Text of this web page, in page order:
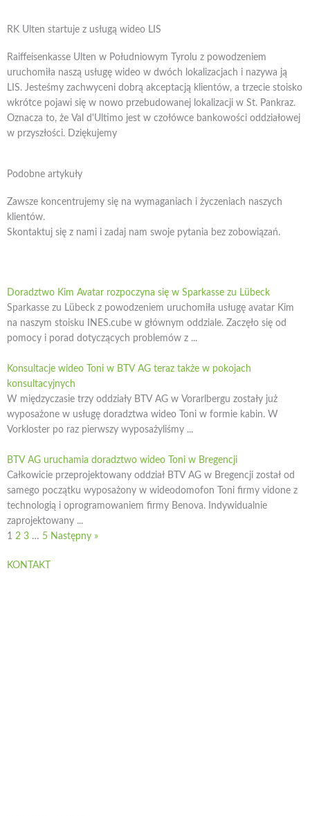
RK Ulten startuje z usługą wideo LIS
Raiffeisenkasse Ulten w Południowym Tyrolu z powodzeniem
uruchomiła naszą usługę wideo w dwóch lokalizacjach i nazywa ją
LIS. Jesteśmy zachwyceni dobrą akceptacją klientów, a trzecie stoisko
wkrótce pojawi się w nowo przebudowanej lokalizacji w St. Pankraz.
Oznacza to, że Val d'Ultimo jest w czołówce bankowości oddziałowej
w przyszłości. Dziękujemy
Podobne artykuły
Zawsze koncentrujemy się na wymaganiach i życzeniach naszych
klientów.
Skontaktuj się z nami i zadaj nam swoje pytania bez zobowiązań.
Doradztwo Kim Avatar rozpoczyna się w Sparkasse zu Lübeck
Sparkasse zu Lübeck z powodzeniem uruchomiła usługę avatar Kim
na naszym stoisku INES.cube w głównym oddziale. Zaczęło się od
pomocy i porad dotyczących problemów z ...
Konsultacje wideo Toni w BTV AG teraz także w pokojach
konsultacyjnych
W międzyczasie trzy oddziały BTV AG w Vorarlbergu zostały już
wyposażone w usługę doradztwa wideo Toni w formie kabin. W
Vorkloster po raz pierwszy wyposażyliśmy ...
BTV AG uruchamia doradztwo wideo Toni w Bregencji
Całkowicie przeprojektowany oddział BTV AG w Bregencji został od
samego początku wyposażony w wideodomofon Toni firmy vidone z
technologią i oprogramowaniem firmy Benova. Indywidualnie
zaprojektowany ...
1 2 3 … 5 Następny »
KONTAKT